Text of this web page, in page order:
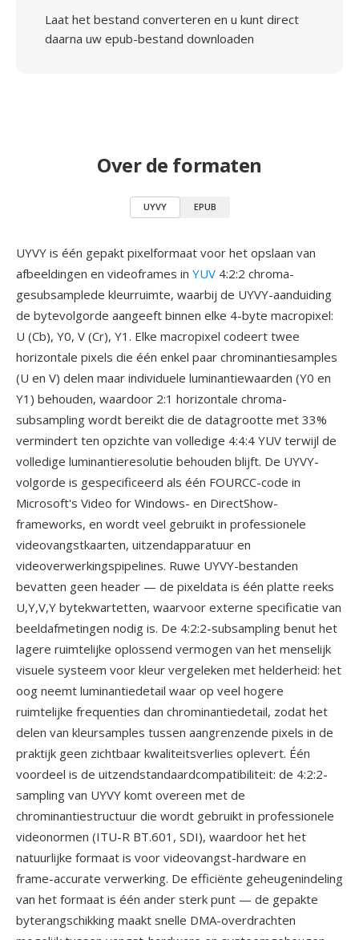
Laat het bestand converteren en u kunt direct
daarna uw epub-bestand downloaden
Over de formaten
UYVY EPUB
UYVY is één gepakt pixelformaat voor het opslaan van
afbeeldingen en videoframes in YUV 4:2:2 chroma-
gesubsamplede kleurruimte, waarbij de UYVY-aanduiding
de bytevolgorde aangeeft binnen elke 4-byte macropixel:
U (Cb), Y0, V (Cr), Y1. Elke macropixel codeert twee
horizontale pixels die één enkel paar chrominantiesamples
(U en V) delen maar individuele luminantiewaarden (Y0 en
Y1) behouden, waardoor 2:1 horizontale chroma-
subsampling wordt bereikt die de datagrootte met 33%
vermindert ten opzichte van volledige 4:4:4 YUV terwijl de
volledige luminantieresolutie behouden blijft. De UYVY-
volgorde is gespecificeerd als één FOURCC-code in
Microsoft's Video for Windows- en DirectShow-
frameworks, en wordt veel gebruikt in professionele
videovangstkaarten, uitzendapparatuur en
videoverwerkingspipelines. Ruwe UYVY-bestanden
bevatten geen header — de pixeldata is één platte reeks
U,Y,V,Y bytekwartetten, waarvoor externe specificatie van
beeldafmetingen nodig is. De 4:2:2-subsampling benut het
lagere ruimtelijke oplossend vermogen van het menselijk
visuele systeem voor kleur vergeleken met helderheid: het
oog neemt luminantiedetail waar op veel hogere
ruimtelijke frequenties dan chrominantiedetail, zodat het
delen van kleursamples tussen aangrenzende pixels in de
praktijk geen zichtbaar kwaliteitsverlies oplevert. Één
voordeel is de uitzendstandaardcompatibiliteit: de 4:2:2-
sampling van UYVY komt overeen met de
chrominantiestructuur die wordt gebruikt in professionele
videonormen (ITU-R BT.601, SDI), waardoor het het
natuurlijke formaat is voor videovangst-hardware en
frame-accurate verwerking. De efficiënte geheugenindeling
van het formaat is één ander sterk punt — de gepakte
byterangschikking maakt snelle DMA-overdrachten